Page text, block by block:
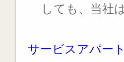
しても、当社
サービスアパー